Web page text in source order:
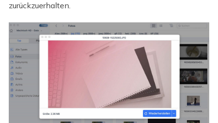
zurückzuerhalten.